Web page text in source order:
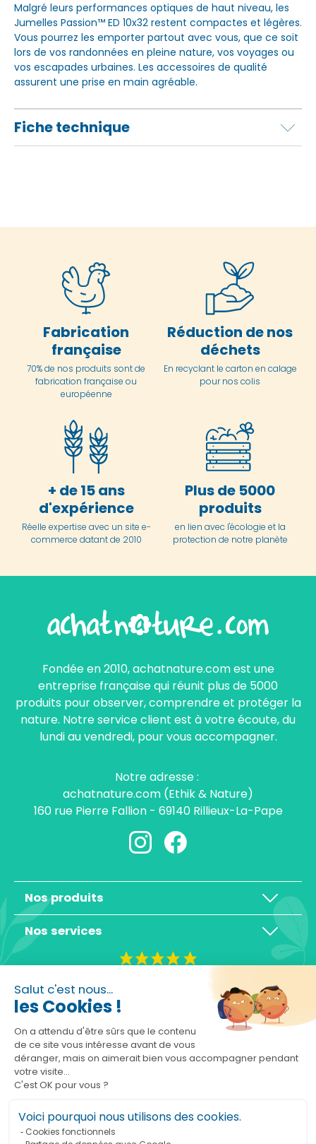
Salut c'est nous...
les Cookies !
On a attendu d'être sûrs que le contenu
de ce site vous intéresse avant de vous
déranger, mais on aimerait bien vous accompagner pendant
votre visite...
C'est OK pour vous ?
Voici pourquoi nous utilisons des cookies.
Cookies fonctionnels
Malgré leurs performances optiques de haut niveau, les
Jumelles Passion™ ED 10x32 restent compactes et légères.
Vous pourrez les emporter partout avec vous, que ce soit
lors de vos randonnées en pleine nature, vos voyages ou
vos escapades urbaines. Les accessoires de qualité
assurent une prise en main agréable.
Fiche technique
Fabrication
française
70% de nos produits sont de
fabrication française ou
européenne
Réduction de nos
déchets
En recyclant le carton en calage
pour nos colis
+ de 15 ans
d'expérience
Réelle expertise avec un site e-
commerce datant de 2010
Plus de 5000
produits
en lien avec l'écologie et la
protection de notre planète
Fondée en 2010, achatnature.com est une
entreprise française qui réunit plus de 5000
produits pour observer, comprendre et protéger la
nature. Notre service client est à votre écoute, du
lundi au vendredi, pour vous accompagner.
Notre adresse :
achatnature.com (Ethik & Nature)
160 rue Pierre Fallion - 69140 Rillieux-La-Pape
Nos produits
Nos services